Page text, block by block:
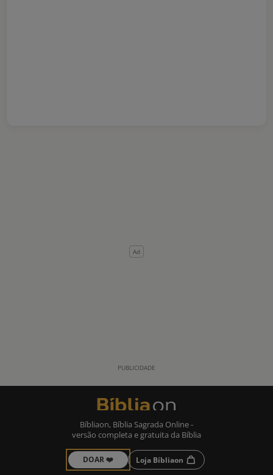
Bíbliaon, Bíblia Sagrada Online -
versão completa e gratuita da Bíblia
DOAR ❤️ Loja Bíbliaon